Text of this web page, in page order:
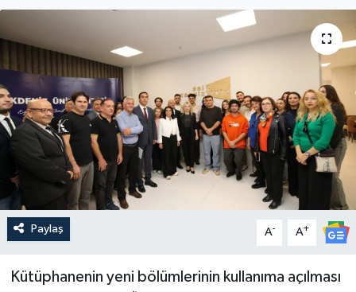
Paylaş A- A+
Kütüphanenin yeni bölümlerinin kullanıma açılması
Kültür & Sanat
Magazin
Resmi İlan
Sağlık & Yaşam
Siyaset